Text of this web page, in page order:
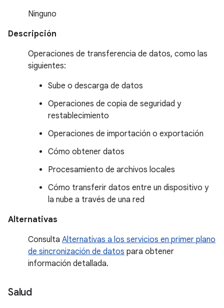
Ninguno
Descripción
Operaciones de transferencia de datos, como las
siguientes:
Sube o descarga de datos
Operaciones de copia de seguridad y
restablecimiento
Operaciones de importación o exportación
Cómo obtener datos
Procesamiento de archivos locales
Cómo transferir datos entre un dispositivo y
la nube a través de una red
Alternativas
Consulta Alternativas a los servicios en primer plano
de sincronización de datos para obtener
información detallada.
Salud